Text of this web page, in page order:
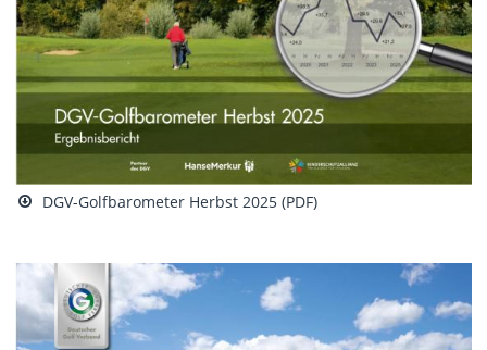
DGV-Golfbarometer Herbst 2025 (PDF)